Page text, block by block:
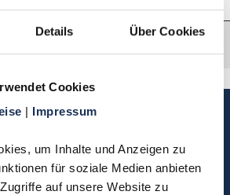
Details Über Cookies
Cookies
| Impressum
um Inhalte und Anzeigen zu
für soziale Medien anbieten
auf unsere Website zu
Fragen, möchten
zurücksenden?